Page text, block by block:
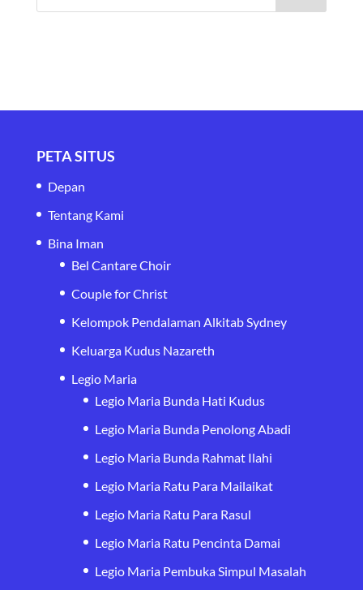
PETA SITUS
Depan
Tentang Kami
Bina Iman
Bel Cantare Choir
Couple for Christ
Kelompok Pendalaman Alkitab Sydney
Keluarga Kudus Nazareth
Legio Maria
Legio Maria Bunda Hati Kudus
Legio Maria Bunda Penolong Abadi
Legio Maria Bunda Rahmat Ilahi
Legio Maria Ratu Para Mailaikat
Legio Maria Ratu Para Rasul
Legio Maria Ratu Pencinta Damai
Legio Maria Pembuka Simpul Masalah